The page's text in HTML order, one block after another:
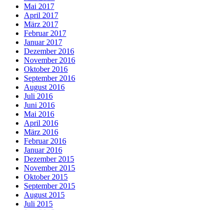
Mai 2017
April 2017
März 2017
Februar 2017
Januar 2017
Dezember 2016
November 2016
Oktober 2016
September 2016
August 2016
Juli 2016
Juni 2016
Mai 2016
April 2016
März 2016
Februar 2016
Januar 2016
Dezember 2015
November 2015
Oktober 2015
September 2015
August 2015
Juli 2015